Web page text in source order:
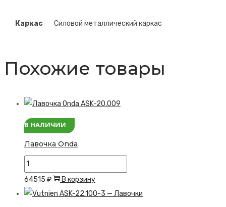
Каркас Силовой металлический каркас
Похожие товары
В НАЛИЧИИ
Лавочка Onda
Количество
товара
Лавочка
64515 ₽ В корзину